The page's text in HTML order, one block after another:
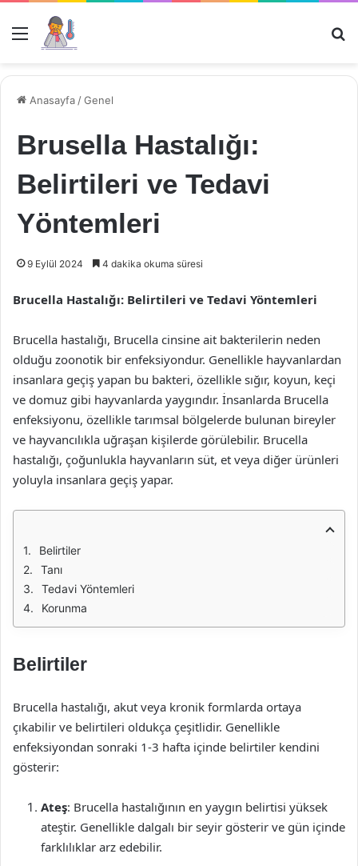
Menü
Anasayfa /Genel
Brusella Hastalığı:
Belirtileri ve Tedavi
Yöntemleri
9 Eylül 2024 4 dakika okuma süresi
Brucella Hastalığı: Belirtileri ve Tedavi Yöntemleri
Brucella hastalığı, Brucella cinsine ait bakterilerin neden
olduğu zoonotik bir enfeksiyondur. Genellikle hayvanlardan
insanlara geçiş yapan bu bakteri, özellikle sığır, koyun, keçi
ve domuz gibi hayvanlarda yaygındır. İnsanlarda Brucella
enfeksiyonu, özellikle tarımsal bölgelerde bulunan bireyler
ve hayvancılıkla uğraşan kişilerde görülebilir. Brucella
hastalığı, çoğunlukla hayvanların süt, et veya diğer ürünleri
yoluyla insanlara geçiş yapar.
Belirtiler
Tanı
Tedavi Yöntemleri
Korunma
Belirtiler
Brucella hastalığı, akut veya kronik formlarda ortaya
çıkabilir ve belirtileri oldukça çeşitlidir. Genellikle
enfeksiyondan sonraki 1-3 hafta içinde belirtiler kendini
gösterir:
Ateş: Brucella hastalığının en yaygın belirtisi yüksek
ateştir. Genellikle dalgalı bir seyir gösterir ve gün içinde
farklılıklar arz edebilir.